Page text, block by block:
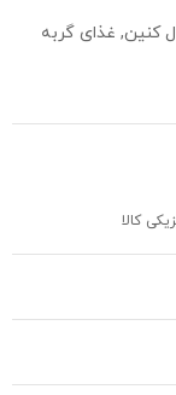
کنین, غذای گربه
کالا